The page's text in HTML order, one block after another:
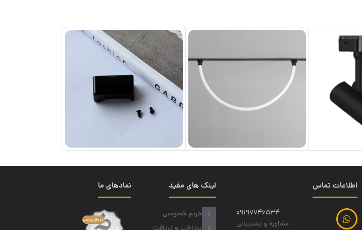
اطلاعات تماس
09197746534
مشاوره و پشتیبانی
لینک های مفید
حریم خصوصی
نمادهای ما